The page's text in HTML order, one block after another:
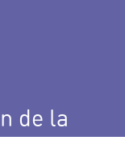
de la